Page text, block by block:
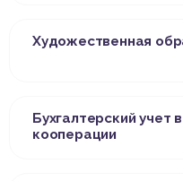
Художественная
Бухгалтерский учет
кооперации